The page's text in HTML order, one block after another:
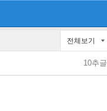
전체보기
10추글